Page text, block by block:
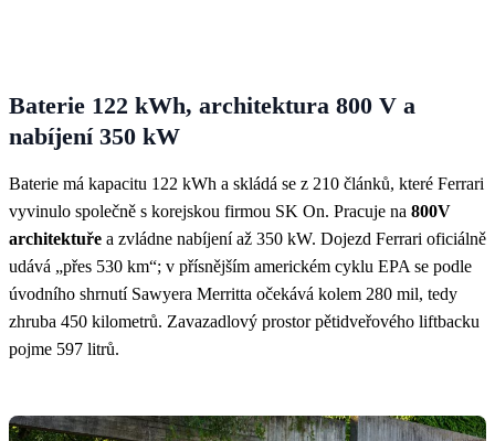
Baterie 122 kWh, architektura 800 V a
nabíjení 350 kW
Baterie má kapacitu 122 kWh a skládá se z 210 článků, které Ferrari
vyvinulo společně s korejskou firmou SK On. Pracuje na 800V
architektuře a zvládne nabíjení až 350 kW. Dojezd Ferrari oficiálně
udává „přes 530 km“; v přísnějším americkém cyklu EPA se podle
úvodního shrnutí Sawyera Merritta očekává kolem 280 mil, tedy
zhruba 450 kilometrů. Zavazadlový prostor pětidveřového liftbacku
pojme 597 litrů.